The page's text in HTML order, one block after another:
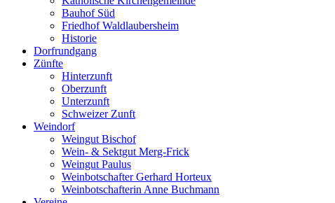
Bauhof Süd
Friedhof Waldlaubersheim
Historie
Dorfrundgang
Zünfte
Hinterzunft
Oberzunft
Unterzunft
Schweizer Zunft
Weindorf
Weingut Bischof
Wein- & Sektgut Merg-Frick
Weingut Paulus
Weinbotschafter Gerhard Horteux
Weinbotschafterin Anne Buchmann